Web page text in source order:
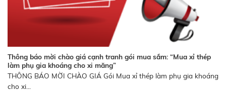
Thông báo mời chào giá cạnh tranh gói mua sắm: “Mua xỉ thép
làm phụ gia khoáng cho xi măng”
THÔNG BÁO MỜI CHÀO GIÁ Gói Mua xỉ thép làm phụ gia khoáng
cho xi...